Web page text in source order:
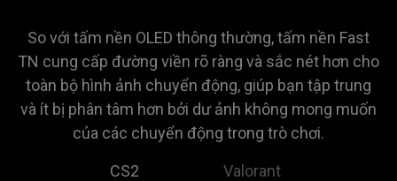
So với tấm nền OLED thông thường, tấm nền Fast
TN cung cấp đường viền rõ ràng và sắc nét hơn cho
toàn bộ hình ảnh chuyển động, giúp bạn tập trung
và ít bị phân tâm hơn bởi dư ảnh không mong muốn
của các chuyển động trong trò chơi.
CS2 Valorant